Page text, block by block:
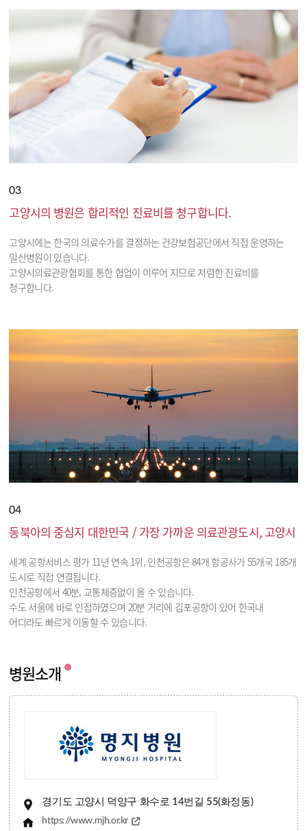
03
고양시의 병원은 합리적인 진료비를 청구합니다.
고양시에는 한국의 의료수가를 결정하는 건강보험공단에서 직접 운영하는
일산병원이 있습니다.
고양시의료관광협회를 통한 협업이 이루어 지므로 저렴한 진료비를
청구합니다.
04
동북아의 중심지 대한민국 / 가장 가까운 의료관광도시, 고양시
세계 공항서비스 평가 11년 연속 1위, 인천공항은 84개 항공사가 55개국 185개
도시로 직접 연결됩니다.
인천공항에서 40분, 교통체증없이 올 수 있습니다.
수도 서울에 바로 인접하였으며 20분 거리에 김포공항이 있어 한국내
어디라도 빠르게 이동할 수 있습니다.
병원소개
경기도 고양시 덕양구 화수로 14번길 55(화정동)
https://www.mjh.or.kr